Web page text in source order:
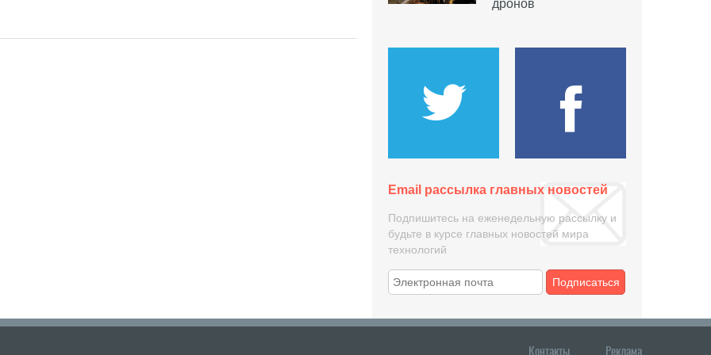
дронов
Email рассылка главных новостей
Подпишитесь на еженедельную рассылку и
будьте в курсе главных новостей мира
технологий
Подписаться
Контакты Реклама